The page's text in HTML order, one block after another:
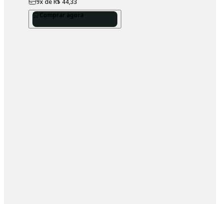
9x deR$ 44,33
Comprar agora